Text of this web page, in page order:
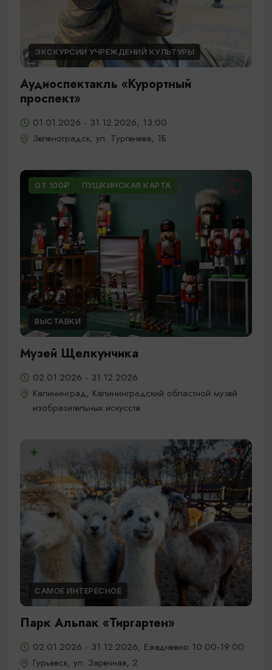
ЭКСКУРСИИ УЧРЕЖДЕНИЙ КУЛЬТУРЫ
Аудиоспектакль «Курортный
проспект»
01.01.2026 - 31.12.2026, 13:00
Зеленоградск, ул. Тургенева, 1Б
ОТ 100₽ ПУШКИНСКАЯ КАРТА
ВЫСТАВКИ
Музей Щелкунчика
02.01.2026 - 31.12.2026
Калининград, Калининградский областной музей
изобразительных искусств
САМОЕ ИНТЕРЕСНОЕ
Парк Альпак «Тиргартен»
02.01.2026 - 31.12.2026, Ежедневно 10:00-19:00
Гурьевск, ул. Заречная, 2